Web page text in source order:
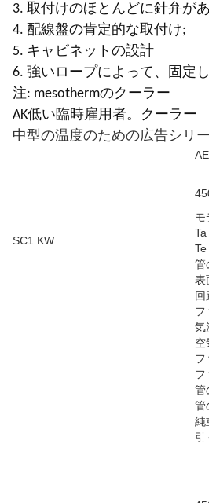
3. 取付けのほとんどに針弁が
4. 配線盤の肯定的な取付け;
5. キャビネットの設計
6. 強いロープによって、固定
注: mesothermのクーラー
AK低い臨時雇用者。クーラー
中型の温度のための広告シリ
モ
SC1 KW
管
表
回
フ
気
空
フ
フ
管
管
純
引